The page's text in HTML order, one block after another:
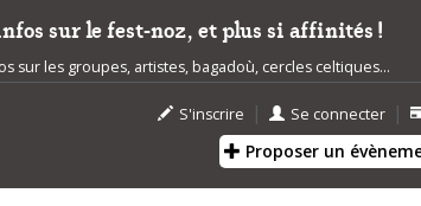
sur le fest-noz, et plus si affinités !
sur les groupes, artistes, bagadoù, cercles celtiques...
S'inscrire | Se connecter |
Proposer un